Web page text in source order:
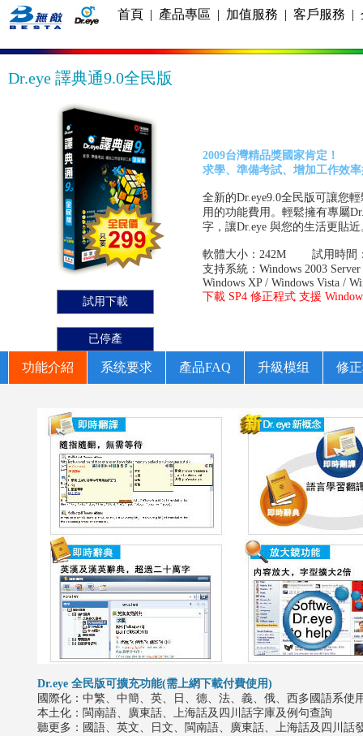
首頁 | 產品專區 | 加值服務 | 客戶服務 |
Dr.eye 譯典通9.0全民版
2009台灣精品獎國家肯定！
求學、準備考試、增加工作效
全新的Dr.eye9.0全民版可讓您
用的功能費用。輕鬆擁有專屬
字，讓Dr.eye 與您的生活更貼近
軟體大小：242M 試用時間
支持系統：Windows 2003 Server
Windows XP / Windows Vista /
下載 SP4 修正程式 支援
功能介紹 系统要求 產品FAQ 升級模组 修
Dr.eye 全民版可擴充功能(需上網下載付費使用)
國際化：中繁、中簡、英、日、德、法、義、俄、西多國語系使
本土化：閩南語、廣東話、上海話及四川話字庫及例句查詢
聽更多：國語、英文、日文、閩南語、廣東話、上海話及四川話